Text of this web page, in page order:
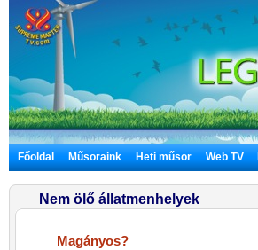
Főoldal Műsoraink Heti műsor Web TV
Nem ölő állatmenhelyek
Magányos?